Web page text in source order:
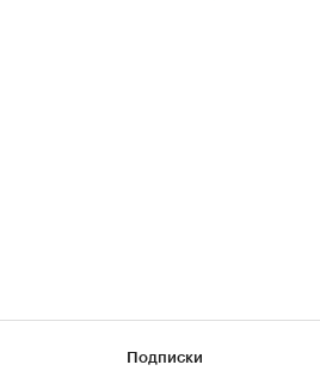
Подписки